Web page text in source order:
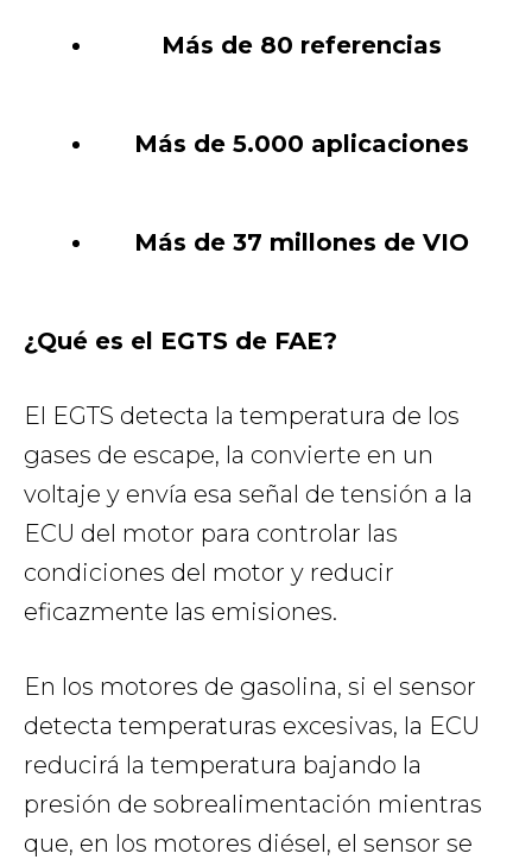
Más de 80 referencias
Más de 5.000 aplicaciones
Más de 37 millones de VIO
¿Qué es el EGTS de FAE?
El EGTS detecta la temperatura de los
gases de escape, la convierte en un
voltaje y envía esa señal de tensión a la
ECU del motor para controlar las
condiciones del motor y reducir
eficazmente las emisiones.
En los motores de gasolina, si el sensor
detecta temperaturas excesivas, la ECU
reducirá la temperatura bajando la
presión de sobrealimentación mientras
que, en los motores diésel, el sensor se